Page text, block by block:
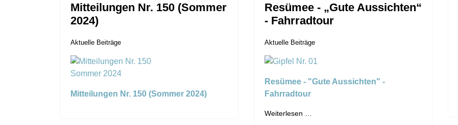
Mitteilungen Nr. 150 (Sommer
2024)
Aktuelle Beiträge
Mitteilungen Nr. 150 (Sommer 2024)
Resümee - „Gute Aussichten“
- Fahrradtour
Aktuelle Beiträge
Resümee - "Gute Aussichten" -
Fahrradtour
Weiterlesen …